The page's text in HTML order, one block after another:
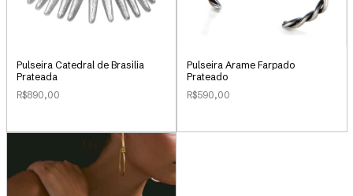
Pulseira Catedral de Brasilia
Prateada
R$890,00
Pulseira Arame Farpado
Prateado
R$590,00